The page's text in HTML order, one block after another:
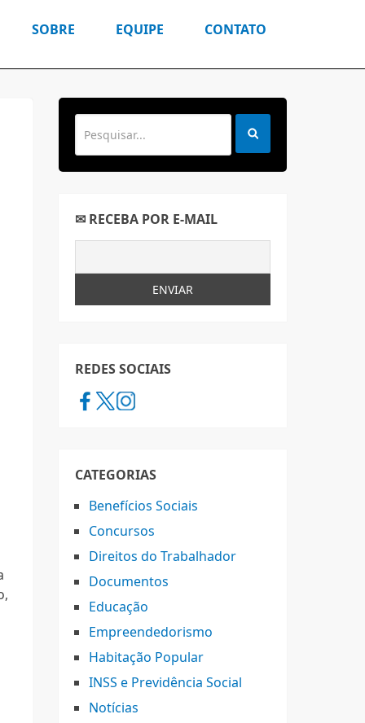
SOBRE EQUIPE CONTATO
✉ RECEBA POR E-MAIL
REDES SOCIAIS
CATEGORIAS
Benefícios Sociais
Concursos
Direitos do Trabalhador
Documentos
Educação
Empreendedorismo
Habitação Popular
INSS e Previdência Social
Notícias